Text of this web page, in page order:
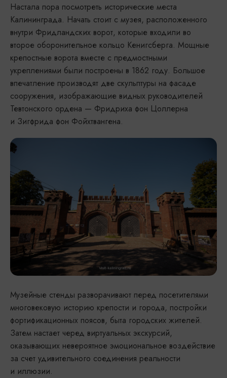
Настала пора посмотреть исторические места
Калининграда. Начать стоит с музея, расположенного
внутри Фридландских ворот, которые входили во
второе оборонительное кольцо Кенигсберга. Мощные
крепостные ворота вместе с предмостными
укреплениями были построены в 1862 году. Большое
впечатление производят две скульптуры на фасаде
сооружения, изображающие видных руководителей
Тевтонского ордена — Фридриха фон Цоллерна
и Зигфрида фон Фойхтвангена.
Музейные стенды разворачивают перед посетителями
многовековую историю крепости и города, постройки
фортификационных поясов, быта городских жителей.
Затем настает черед виртуальных экскурсий,
оказывающих невероятное эмоциональное воздействие
за счет удивительного соединения реальности
и иллюзии.